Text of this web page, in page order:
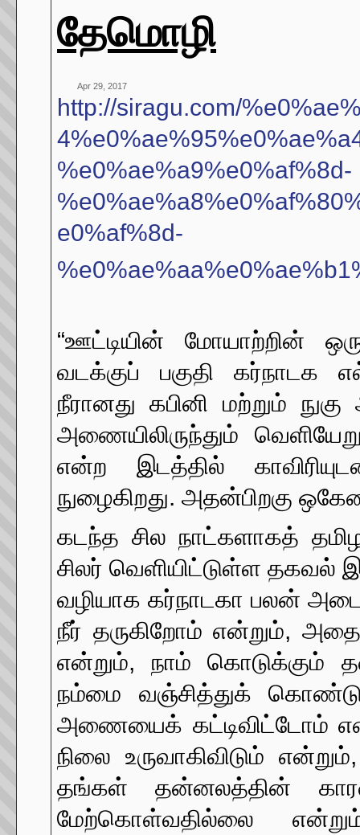
தேமொழி
Apr 29, 2017
http://siragu.com/
%e0%ae%a9%e0%af%8d-
e0%af%8d-
“ஊட்டியின் மோயாற்றின்
வடக்குப் பகுதி கர்நாடக
நீரானது கபினி மற்றும்
அணையிலிருந்தும்
என்ற இடத்தில்
நுழைகிறது. அதன்பிறகு
கடந்த சில நாட்களாகத்
சிலர் வெளியிட்டுள்ள தகவல்
வழியாக கர்நாடகா பலன்
நீர் தருகிறோம் என்றும்,
என்றும், நாம் கொடுக்கும்
நம்மை வஞ்சித்துக்
அணையைக் கட்டிவிட்டோம்
நிலை உருவாகிவிடும்
தங்கள் தன்னலத்தின்
மேற்கொள்வதில்லை